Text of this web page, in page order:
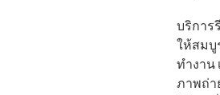
บริการ
ให้สมบู
ทำงาน
ภาพถ่า